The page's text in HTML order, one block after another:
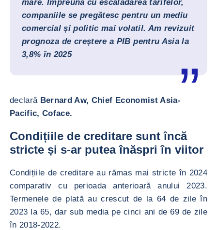
mare. Împreună cu escaladarea tarifelor,
companiile se pregătesc pentru un mediu
comercial și politic mai volatil. Am revizuit
prognoza de creștere a PIB pentru Asiala
3,8% în 2025
declarăBernard Aw, Chief Economist Asia-
Pacific, Coface.
Condițiile de creditare sunt încă
stricte și s-ar putea înăspri în viitor
Condițiile de creditare au rămas mai stricte în 2024
comparativ cu perioada anterioară anului 2023.
Termenele de plată au crescut de la 64 de zile în
2023 la 65, dar sub media pe cinci ani de 69 de zile
în 2018-2022.